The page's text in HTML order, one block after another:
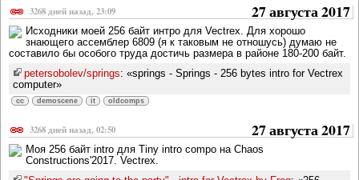
3268 дней назад, 23:09 27 августа 2017
Исходники моей 256 байт интро для Vectrex. Для хорошо
знающего ассемблер 6809 (я к таковым не отношусь) думаю не
составило бы особого труда достичь размера в районе 180-200 байт.
petersobolev/springs: «springs - Springs - 256 bytes intro for Vectrex
computer»
cc demoscene it oldcomps
3268 дней назад, 02:50 27 августа 2017
Моя 256 байт intro для Tiny intro compo на Chaos
Constructions'2017. Vectrex.